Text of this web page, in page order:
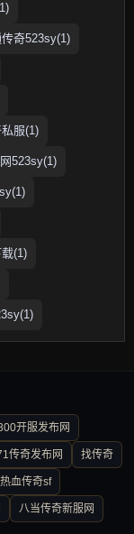
奇523sy(1)
服(1)
523sy(1)
(1)
开服发布网
传奇发布网 找传奇
热血传奇sf
八当传奇新服网